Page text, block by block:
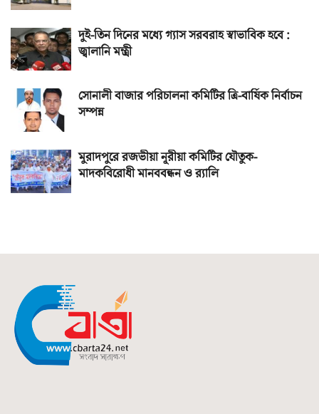
দুই-তিন দিনের মধ্যে গ্যাস সরবরাহ স্বাভাবিক হবে :
জ্বালানি মন্ত্রী
সোনালী বাজার পরিচালনা কমিটির ত্রি-বার্ষিক নির্বাচন
সম্পন্ন
মুরাদপুরে রজভীয়া নূরীয়া কমিটির যৌতুক-
মাদকবিরোধী মানববন্ধন ও র‌্যালি